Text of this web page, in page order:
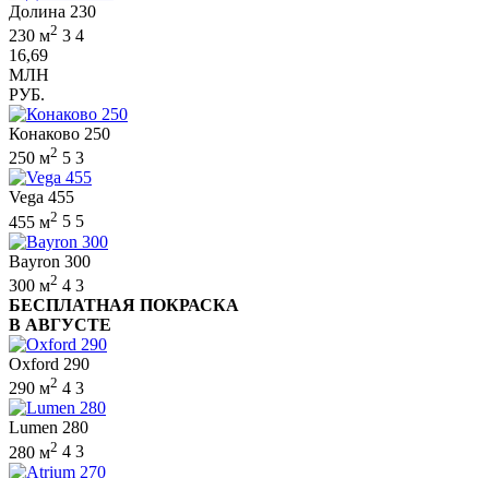
Долина 230
230 м2 3 4
16,69
МЛН
РУБ.
Конаково 250
250 м2 5 3
Vega 455
455 м2 5 5
Bayron 300
300 м2 4 3
БЕСПЛАТНАЯ ПОКРАСКА
В АВГУСТЕ
Oxford 290
290 м2 4 3
Lumen 280
280 м2 4 3